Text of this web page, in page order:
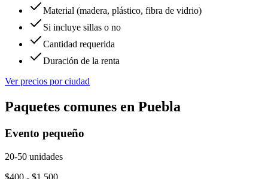
Material (madera, plástico, fibra de vidrio)
Si incluye sillas o no
Cantidad requerida
Duración de la renta
Ver precios por ciudad
Paquetes comunes en Puebla
Evento pequeño
20-50 unidades
$400 - $1,500